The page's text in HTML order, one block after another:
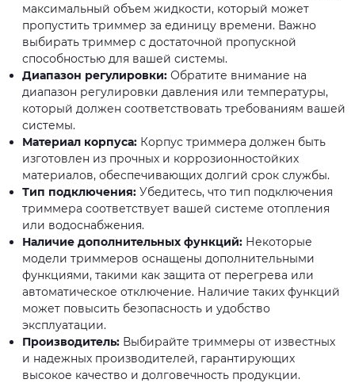
максимальный объем жидкости, который может
пропустить триммер за единицу времени. Важно
выбирать триммер с достаточной пропускной
способностью для вашей системы.
Диапазон регулировки: Обратите внимание на
диапазон регулировки давления или температуры,
который должен соответствовать требованиям вашей
системы.
Материал корпуса: Корпус триммера должен быть
изготовлен из прочных и коррозионностойких
материалов, обеспечивающих долгий срок службы.
Тип подключения: Убедитесь, что тип подключения
триммера соответствует вашей системе отопления
или водоснабжения.
Наличие дополнительных функций: Некоторые
модели триммеров оснащены дополнительными
функциями, такими как защита от перегрева или
автоматическое отключение. Наличие таких функций
может повысить безопасность и удобство
эксплуатации.
Производитель: Выбирайте триммеры от известных
и надежных производителей, гарантирующих
высокое качество и долговечность продукции.